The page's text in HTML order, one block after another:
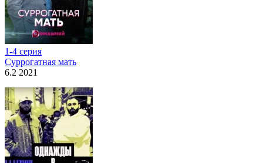
1-4 серия
Суррогатная мать
6.2 2021